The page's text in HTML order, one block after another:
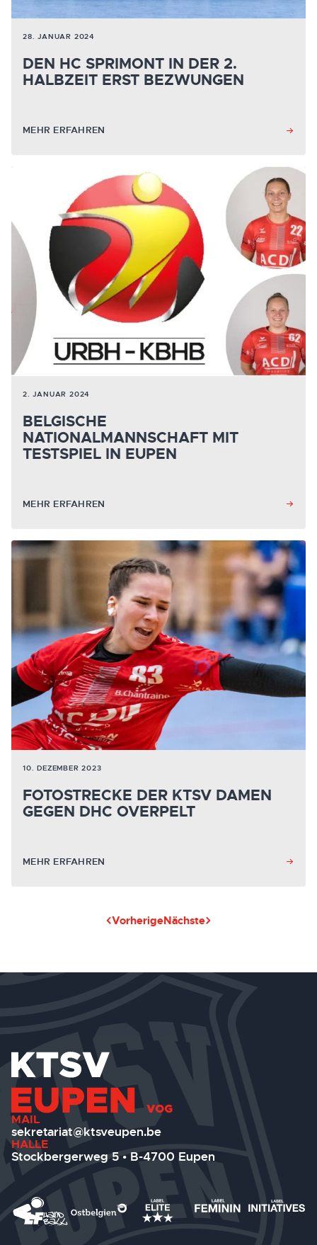
28. JANUAR 2024
DEN HC SPRIMONT IN DER 2.
HALBZEIT ERST BEZWUNGEN
MEHR ERFAHREN
2. JANUAR 2024
BELGISCHE
NATIONALMANNSCHAFT MIT
TESTSPIEL IN EUPEN
MEHR ERFAHREN
10. DEZEMBER 2023
FOTOSTRECKE DER KTSV DAMEN
GEGEN DHC OVERPELT
MEHR ERFAHREN
VorherigeNächste
MAIL
sekretariat@ktsveupen.be
HALLE
Stockbergerweg 5 • B-4700 Eupen